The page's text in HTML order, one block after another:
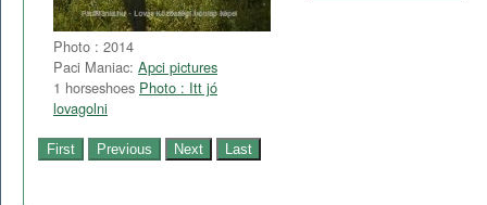
Photo : 2014
Paci Maniac: Apci pictures
1 horseshoes Photo : Itt jó
lovagolni